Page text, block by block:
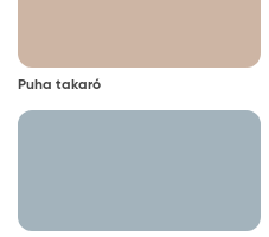
Puha takaró